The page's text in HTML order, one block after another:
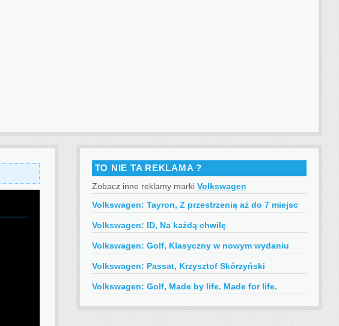
TO NIE TA REKLAMA ?
Zobacz inne reklamy marki Volkswagen
Volkswagen: Tayron, Z przestrzenią aż do 7 miejsc
Volkswagen: ID, Na każdą chwilę
Volkswagen: Golf, Klasyczny w nowym wydaniu
Volkswagen: Passat, Krzysztof Skórzyński
Volkswagen: Golf, Made by life. Made for life.